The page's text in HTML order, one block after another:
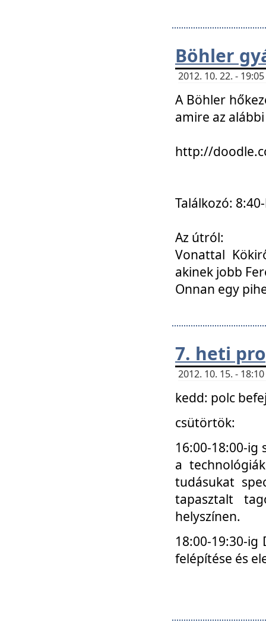
Böhler
2012. 10. 22. -
A Böhler
amire az
http://
Találkozó:
Az útról:
Vonattal
akinek jobb
Onnan egy
7. heti
2012. 10. 15. -
kedd: polc
csütörtök:
16:00-18:00-
a
tudásukat
tapasztalt
helyszínen.
18:00-19:30-
felépítése és